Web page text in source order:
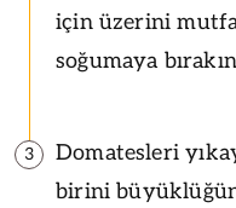
için üzerini
soğumaya
3
Domatesleri
birini